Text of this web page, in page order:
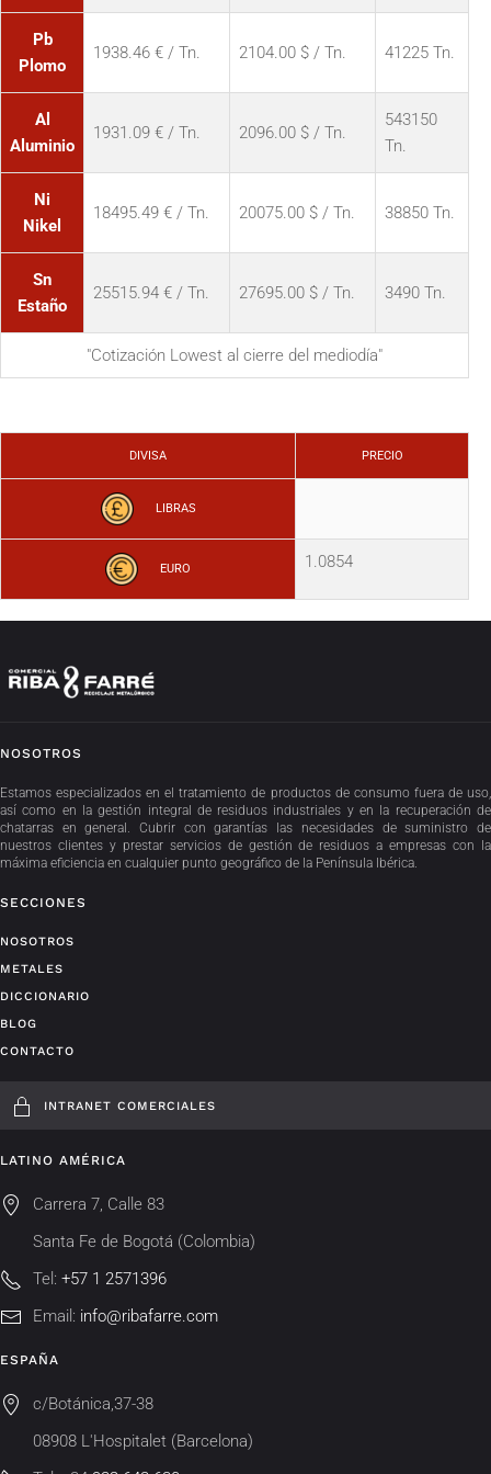
Pb
Plomo
1938.46 € / Tn. 2104.00 $ / Tn. 41225 Tn.
Al
Aluminio
1931.09 € / Tn. 2096.00 $ / Tn.
543150
Tn.
Ni
Nikel
18495.49 € / Tn. 20075.00 $ / Tn. 38850 Tn.
Sn
Estaño
25515.94 € / Tn. 27695.00 $ / Tn. 3490 Tn.
"Cotización Lowest al cierre del mediodía"
DIVISA PRECIO
LIBRAS
EURO 1.0854
NOSOTROS
Estamos especializados en el tratamiento de productos de consumo fuera de uso,
así como en la gestión integral de residuos industriales y en la recuperación de
chatarras en general. Cubrir con garantías las necesidades de suministro de
nuestros clientes y prestar servicios de gestión de residuos a empresas con la
máxima eficiencia en cualquier punto geográfico de la Península Ibérica.
SECCIONES
NOSOTROS
METALES
DICCIONARIO
BLOG
CONTACTO
INTRANET COMERCIALES
LATINO AMÉRICA
Carrera 7, Calle 83
Santa Fe de Bogotá (Colombia)
Tel: +57 1 2571396
Email: info@ribafarre.com
ESPAÑA
c/Botánica,37-38
08908 L'Hospitalet (Barcelona)